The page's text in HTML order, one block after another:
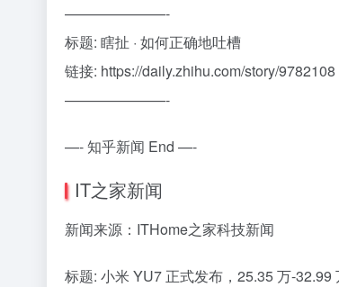
———————-
标题: 瞎扯 · 如何正确地吐槽
链接: https://daily.zhihu.com/story/9782108
———————-
—- 知乎新闻 End —-
IT之家新闻
新闻来源：ITHome之家科技新闻
标题: 小米 YU7 正式发布，25.35 万-32.99